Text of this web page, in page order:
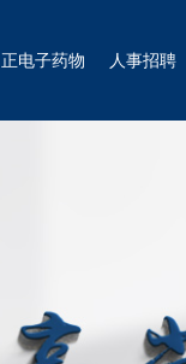
正电子药物 人事招聘